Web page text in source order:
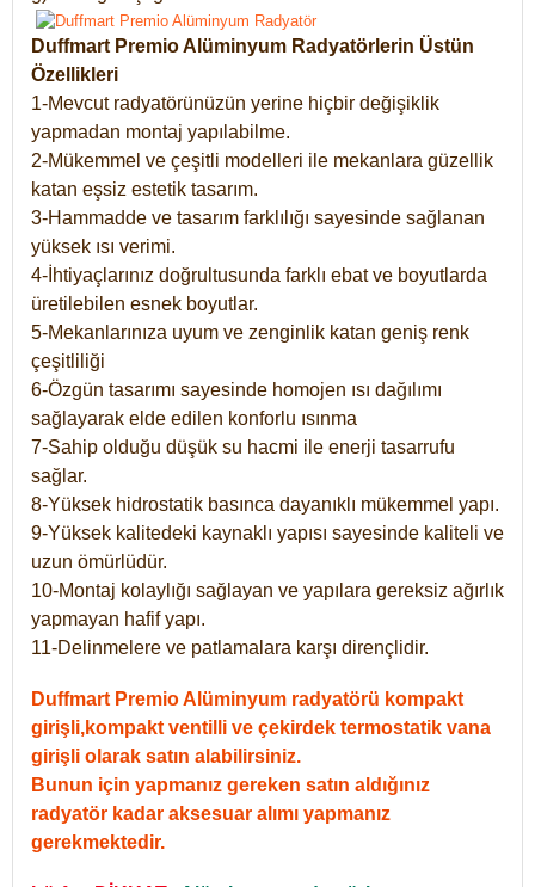
Duffmart Premio Alüminyum Radyatörlerin Üstün
Özellikleri
1-Mevcut radyatörünüzün yerine hiçbir değişiklik
yapmadan montaj yapılabilme.
2-Mükemmel ve çeşitli modelleri ile mekanlara güzellik
katan eşsiz estetik tasarım.
3-Hammadde ve tasarım farklılığı sayesinde sağlanan
yüksek ısı verimi.
4-İhtiyaçlarınız doğrultusunda farklı ebat ve boyutlarda
üretilebilen esnek boyutlar.
5-Mekanlarınıza uyum ve zenginlik katan geniş renk
çeşitliliği
6-Özgün tasarımı sayesinde homojen ısı dağılımı
sağlayarak elde edilen konforlu ısınma
7-Sahip olduğu düşük su hacmi ile enerji tasarrufu
sağlar.
8-Yüksek hidrostatik basınca dayanıklı mükemmel yapı.
9-Yüksek kalitedeki kaynaklı yapısı sayesinde kaliteli ve
uzun ömürlüdür.
10-Montaj kolaylığı sağlayan ve yapılara gereksiz ağırlık
yapmayan hafif yapı.
11-Delinmelere ve patlamalara karşı dirençlidir.
Duffmart Premio Alüminyum radyatörü kompakt
girişli,kompakt ventilli ve çekirdek termostatik vana
girişli olarak satın alabilirsiniz.
Bunun için yapmanız gereken satın aldığınız
radyatör kadar aksesuar alımı yapmanız
gerekmektedir.